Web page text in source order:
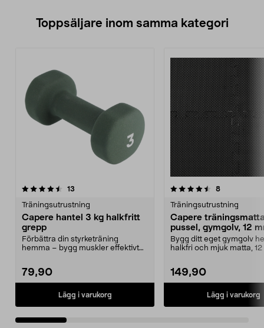
Toppsäljare inom samma kategori
13
Träningsutrustning
Capere hantel 3 kg halkfritt
grepp
Förbättra din styrketräning
hemma – bygg muskler effektivt
79,90
Lägg i varukorg
4.5 av 5 stjärnor 8recensioner
Träningsutrustning
Capere
pussel, gymgolv, 12
pack
Bygg ditt eget gymgolv
halkfri och mjuk matta, 12
149,90
Lägg i varukorg
4.5 av 5 stjärnor